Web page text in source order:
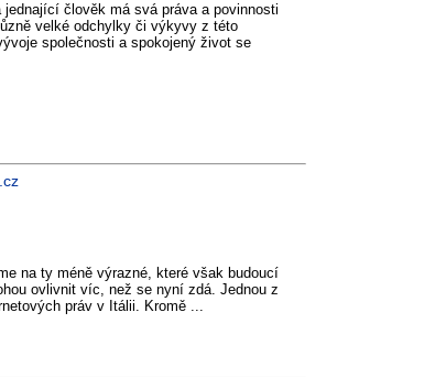
člověk má svá práva a povinnosti
velké odchylky či výkyvy z této
společnosti a spokojený život se
na ty méně výrazné, které však budoucí
ovlivnit víc, než se nyní zdá. Jednou z
práv v Itálii. Kromě ...